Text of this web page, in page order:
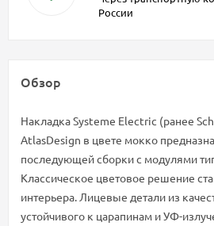
России
Обзор
Накладка Systeme Electric (ранее
AtlasDesign в цвете мокко
последующей сборки с модулями
Классическое цветовое решение
интерьера. Лицевые детали из
устойчивого к царапинам и УФ-